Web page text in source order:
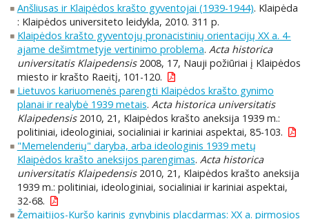
Anšliusas ir Klaipėdos krašto gyventojai (1939-1944). Klaipėda
: Klaipėdos universiteto leidykla, 2010. 311 p.
Klaipėdos krašto gyventojų pronacistinių orientacijų XX a. 4-
ajame dešimtmetyje vertinimo problema. Acta historica
universitatis Klaipedensis2008, 17, Nauji požiūriai į Klaipėdos
miesto ir krašto Raeitį, 101-120.
Lietuvos kariuomenės parengti Klaipėdos krašto gynimo
planai ir realybė 1939 metais. Acta historica universitatis
Klaipedensis2010, 21, Klaipėdos krašto aneksija 1939 m.:
politiniai, ideologiniai, socialiniai ir kariniai aspektai, 85-103.
"Memelenderių" daryba, arba ideologinis 1939 metų
Klaipėdos krašto aneksijos parengimas. Acta historica
universitatis Klaipedensis2010, 21, Klaipėdos krašto aneksija
1939 m.: politiniai, ideologiniai, socialiniai ir kariniai aspektai,
32-68.
Žemaitijos-Kuršo karinis gynybinis placdarmas: XX a. pirmosios